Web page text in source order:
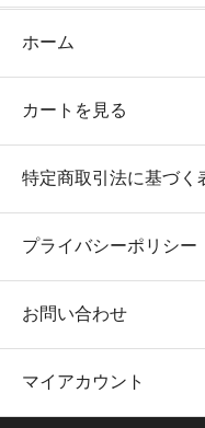
ホーム
カートを見る
特定商取引法に基づく
プライバシーポリシー
お問い合わせ
マイアカウント